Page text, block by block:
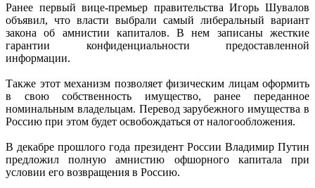
Ранее первый вице-премьер правительства Игорь Шувалов
объявил, что власти выбрали самый либеральный вариант
закона об амнистии капиталов. В нем записаны жесткие
гарантии конфиденциальности предоставленной
информации.
Также этот механизм позволяет физическим лицам оформить
в свою собственность имущество, ранее переданное
номинальным владельцам. Перевод зарубежного имущества в
Россию при этом будет освобождаться от налогообложения.
В декабре прошлого года президент России Владимир Путин
предложил полную амнистию офшорного капитала при
условии его возвращения в Россию.